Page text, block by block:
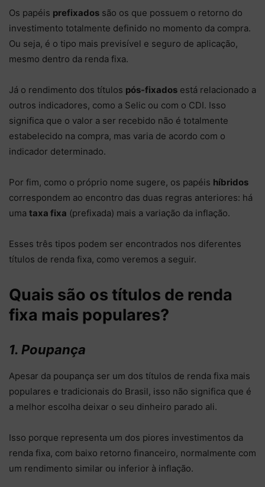
Os papéis prefixados são os que possuem o retorno do
investimento totalmente definido no momento da compra.
Ou seja, é o tipo mais previsível e seguro de aplicação,
mesmo dentro da renda fixa.
Já o rendimento dos títulos pós-fixados está relacionado a
outros indicadores, como a Selic ou com o CDI. Isso
significa que o valor a ser recebido não é totalmente
estabelecido na compra, mas varia de acordo com o
indicador determinado.
Por fim, como o próprio nome sugere, os papéis híbridos
correspondem ao encontro das duas regras anteriores: há
uma taxa fixa (prefixada) mais a variação da inflação.
Esses três tipos podem ser encontrados nos diferentes
títulos de renda fixa, como veremos a seguir.
Quais são os títulos de renda
fixa mais populares?
1. Poupança
Apesar da poupança ser um dos títulos de renda fixa mais
populares e tradicionais do Brasil, isso não significa que é
a melhor escolha deixar o seu dinheiro parado ali.
Isso porque representa um dos piores investimentos da
renda fixa, com baixo retorno financeiro, normalmente com
um rendimento similar ou inferior à inflação.